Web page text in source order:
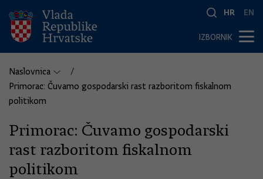
HR EN
IZBORNIK
Naslovnica
Primorac: Čuvamo gospodarski rast razboritom fiskalnom
politikom
Primorac: Čuvamo gospodarski
rast razboritom fiskalnom
politikom